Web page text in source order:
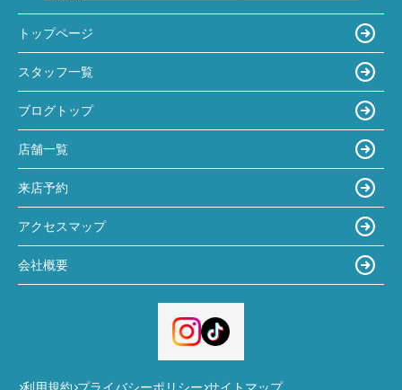
トップページ
スタッフ一覧
ブログトップ
店舗一覧
来店予約
アクセスマップ
会社概要